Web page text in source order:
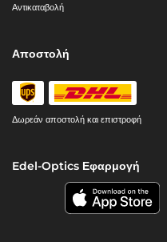
Αντικαταβολή
Αποστολή
Δωρεάν αποστολή και επιστροφή
Edel-Optics Εφαρμογή